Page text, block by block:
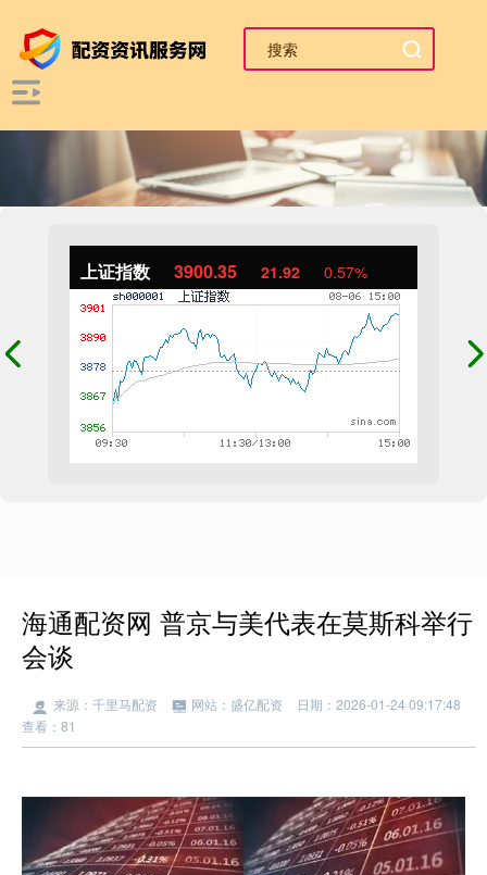
上证指数 3900.35 21.92 0.57%
海通配资网 普京与美代表在莫斯科举行
会谈
来源：千里马配资 网站：盛亿配资
日期：2026-01-24 09:17:48
查看：81